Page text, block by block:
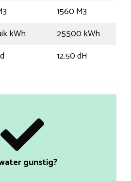
1560 M3
kWh
25500 kWh
12.50 dH
gunstig?